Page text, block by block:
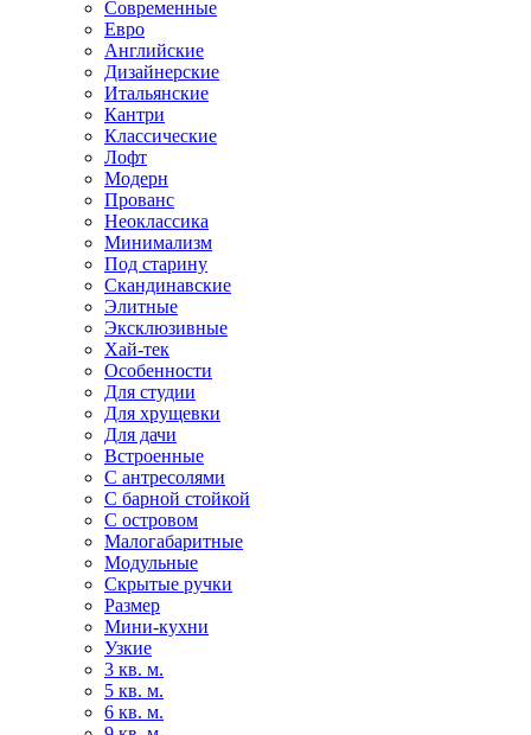
Современные
Евро
Английские
Дизайнерские
Итальянские
Кантри
Классические
Лофт
Модерн
Прованс
Неоклассика
Минимализм
Под старину
Скандинавские
Элитные
Эксклюзивные
Хай-тек
Особенности
Для студии
Для хрущевки
Для дачи
Встроенные
С антресолями
С барной стойкой
С островом
Малогабаритные
Модульные
Скрытые ручки
Размер
Мини-кухни
Узкие
3 кв. м.
5 кв. м.
6 кв. м.